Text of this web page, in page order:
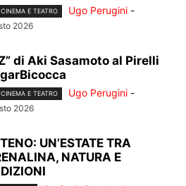
E TEATRO Ugo Perugini -
2026
di Aki Sasamoto al Pirelli
E TEATRO Ugo Perugini -
2026
UN’ESTATE TRA
NATURA E